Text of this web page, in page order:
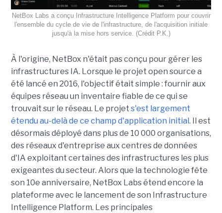
NetBox Labs a conçu Infrastructure Intelligence Platform pour couvrir
l'ensemble du cycle de vie de l'infrastructure, de l'acquisition initiale
jusqu'à la mise hors service. (Crédit P.K.)
À l'origine, NetBox n'était pas conçu pour gérer les
infrastructures IA. Lorsque le projet open source a
été lancé en 2016, l'objectif était simple : fournir aux
équipes réseau un inventaire fiable de ce qui se
trouvait sur le réseau. Le projet s'est largement
étendu au-delà de ce champ d'application initial. Il est
désormais déployé dans plus de 10 000 organisations,
des réseaux d'entreprise aux centres de données
d'IA exploitant certaines des infrastructures les plus
exigeantes du secteur. Alors que la technologie fête
son 10e anniversaire, NetBox Labs étend encore la
plateforme avec le lancement de son Infrastructure
Intelligence Platform. Les principales